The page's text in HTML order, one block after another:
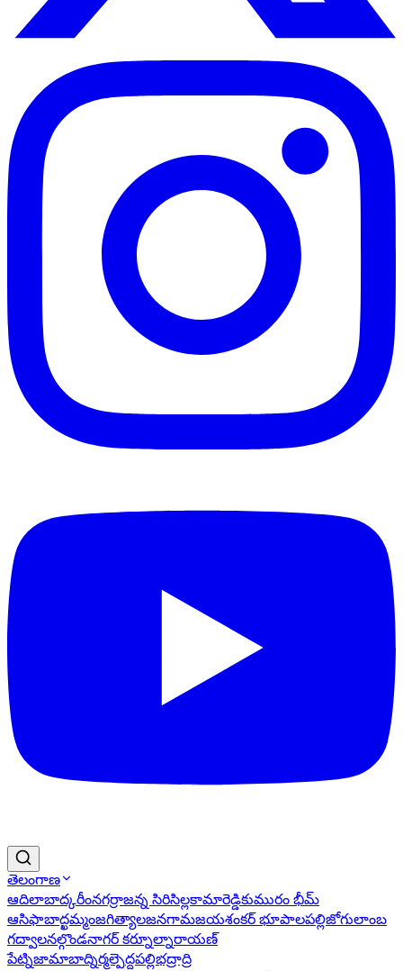
తెలంగాణ
ఆదిలాబాద్కరీంనగర్రాజన్న సిరిసిల్లకామారెడ్డికుమురం భీమ్
ఆసిఫాబాద్ఖమ్మంజగిత్యాలజనగామజయశంకర్ భూపాలపల్లిజోగులాంబ
గద్వాలనల్గొండనాగర్ కర్నూల్నారాయణ్
పేట్నిజామాబాద్నిర్మల్పెద్దపల్లిభద్రాద్రి